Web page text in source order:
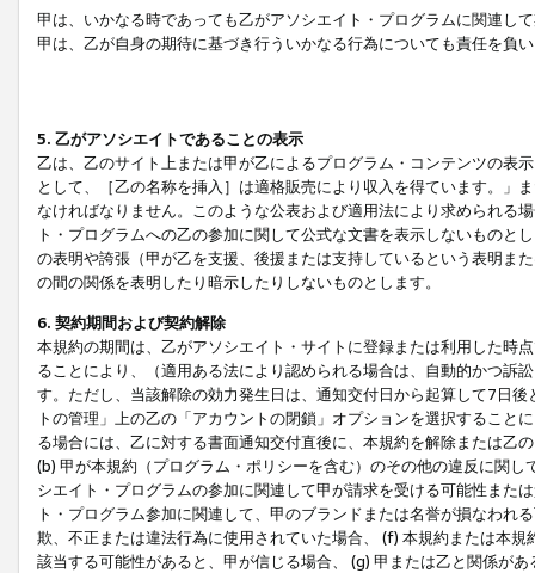
甲は、いかなる時であっても乙がアソシエイト・プログラムに関連し
甲は、乙が自身の期待に基づき行ういかなる行為についても責任を負
5. 乙がアソシエイトであることの表示
乙は、乙のサイト上または甲が乙によるプログラム・コンテンツの表
として、［乙の名称を挿入］は適格販売により収入を得ています。」
なければなりません。このような公表および適用法により求められる
ト・プログラムへの乙の参加に関して公式な文書を表示しないもの
の表明や誇張（甲が乙を支援、後援または支持しているという表明ま
の間の関係を表明したり暗示したりしないものとします。
6. 契約期間および契約解除
本規約の期間は、乙がアソシエイト・サイトに登録または利用した時
ることにより、（適用ある法により認められる場合は、自動的かつ訴
す。ただし、当該解除の効力発生日は、通知交付日から起算して7日
トの管理」上の乙の「アカウントの閉鎖」オプションを選択するこ
る場合には、乙に対する書面通知交付直後に、本規約を解除または乙
(b) 甲が本規約（プログラム・ポリシーを含む）のその他の違反に関
シエイト・プログラムの参加に関連して甲が請求を受ける可能性また
ト・プログラム参加に関連して、甲のブランドまたは名誉が損なわれ
欺、不正または違法行為に使用されていた場合、 (f) 本規約または本
該当する可能性があると、甲が信じる場合、 (g) 甲または乙と関係が